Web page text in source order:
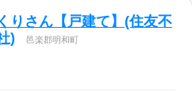
りさん【戸建て】(住友不
)
邑楽郡明和町